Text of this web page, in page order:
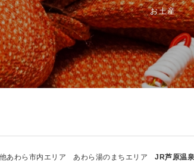
お土産
あわら市内エリア あわら湯のまちエリア JR芦原温